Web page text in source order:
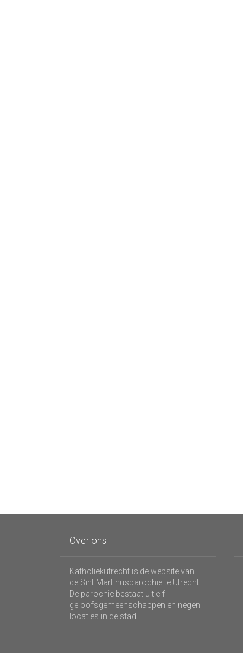
Over ons
Katholiekutrecht is de website van
de Sint Martinusparochie te Utrecht.
De parochie bestaat uit elf
geloofsgemeenschappen en negen
locaties in de stad.